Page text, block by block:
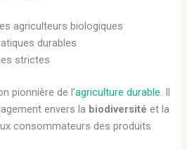
agriculteurs biologiques
durables
strictes
pionnière de l’agriculture durable. Il
envers la biodiversité et la
consommateurs des produits